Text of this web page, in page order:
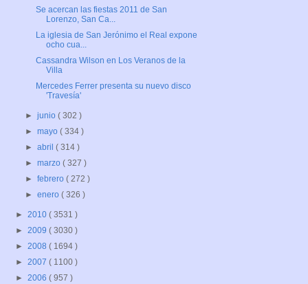
Se acercan las fiestas 2011 de San
Lorenzo, San Ca...
La iglesia de San Jerónimo el Real expone
ocho cua...
Cassandra Wilson en Los Veranos de la
Villa
Mercedes Ferrer presenta su nuevo disco
'Travesía'
►junio( 302 )
►mayo( 334 )
►abril( 314 )
►marzo( 327 )
►febrero( 272 )
►enero( 326 )
► 2010 ( 3531 )
► 2009 ( 3030 )
► 2008 ( 1694 )
► 2007 ( 1100 )
► 2006 ( 957 )